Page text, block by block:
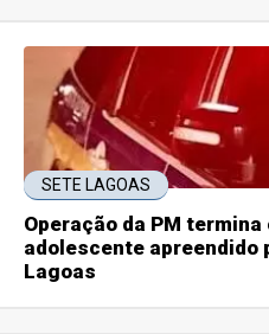
SETE LAGOAS
Operação da PM
adolescente apreendido
Lagoas